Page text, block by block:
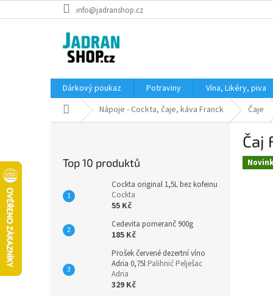
na
info@jadranshop.cz
Dárkový poukaz Potraviny Vína, Likéry, piva
Domů Nápoje - Cockta, čaje, káva Franck Čaje
Top 10 produktů
Cockta original 1,5L bez kofeinu
Cockta
55 Kč
Cedevita pomeranč 900g
185 Kč
Prošek červené dezertní víno
Adria 0,75l Palihnić Pelješac
Adria
329 Kč
Čaj